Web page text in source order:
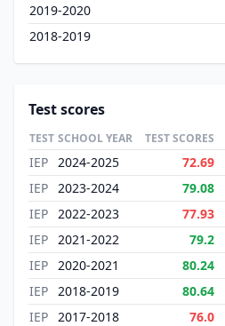
2019-2020
2018-2019
Test scores
TEST SCHOOL YEAR TEST SCORES
IEP 2024-2025 72.69
IEP
2023-2024 79.08
IEP
2022-2023 77.93
IEP
2021-2022 79.2
IEP
2020-2021 80.24
IEP
2018-2019 80.64
IEP
2017-2018 76.0